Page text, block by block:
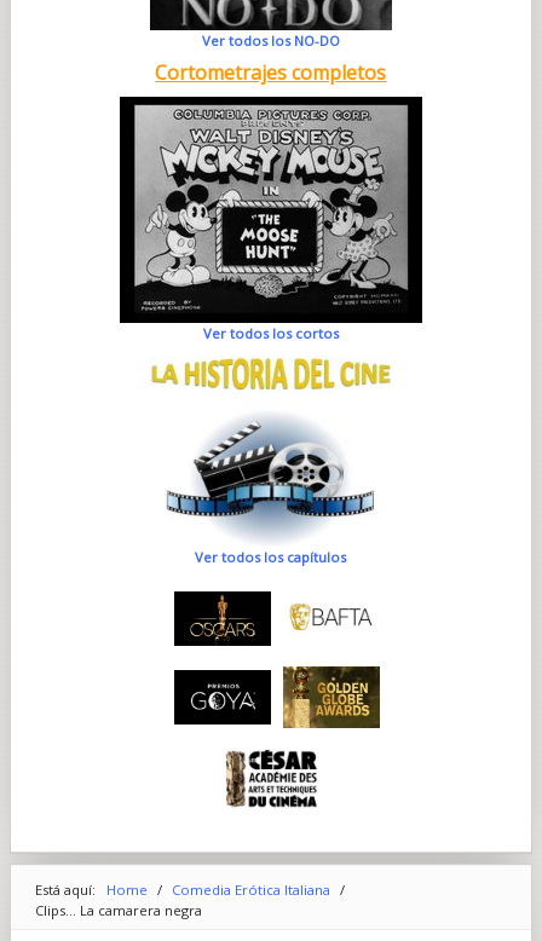
Ver todos los NO-DO
Cortometrajes completos
Ver todos los cortos
Ver todos los capítulos
Está aquí: Home / Comedia Erótica Italiana /
Clips... La camarera negra